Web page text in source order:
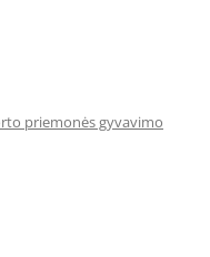
priemonės gyvavimo